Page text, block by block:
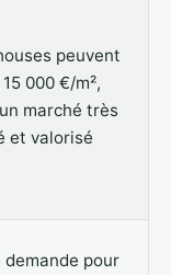
peuvent
000 €/m²,
marché très
et valorisé
pour